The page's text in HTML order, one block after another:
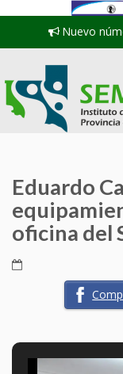
Nuevo
Eduardo
oficina del